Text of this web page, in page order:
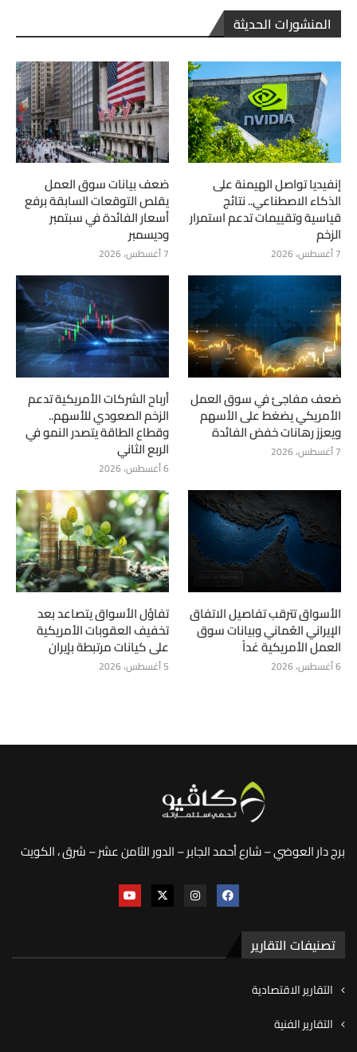
المنشورات الحديثة
إنفيديا تواصل الهيمنة على
الذكاء الاصطناعي.. نتائج
قياسية وتقييمات تدعم استمرار
الزخم
7 أغسطس، 2026
ضعف بيانات سوق العمل
يقلص التوقعات السابقة برفع
أسعار الفائدة في سبتمبر
وديسمبر
7 أغسطس، 2026
ضعف مفاجئ في سوق العمل
الأمريكي يضغط على الأسهم
ويعزز رهانات خفض الفائدة
7 أغسطس، 2026
أرباح الشركات الأمريكية تدعم
الزخم الصعودي للأسهم..
وقطاع الطاقة يتصدر النمو في
الربع الثاني
6 أغسطس، 2026
الأسواق تترقب تفاصيل الاتفاق
الإيراني العُماني وبيانات سوق
العمل الأمريكية غداً
6 أغسطس، 2026
تفاؤل الأسواق يتصاعد بعد
تخفيف العقوبات الأمريكية
على كيانات مرتبطة بإيران
5 أغسطس، 2026
برج دار العوضي – شارع أحمد الجابر – الدور الثامن عشر – شرق ، الكويت
تصنيفات التقارير
التقارير الاقتصادية
التقارير الفنية